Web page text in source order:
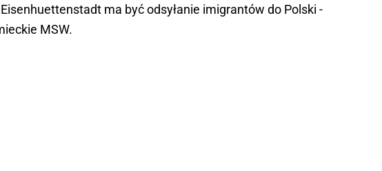
ma być odsyłanie imigrantów do Polski -
MSW.